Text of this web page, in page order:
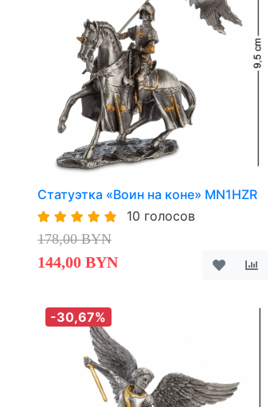
Статуэтка «Воин на коне» MN1HZR
10 голосов
178,00 BYN
144,00 BYN
-30,67%